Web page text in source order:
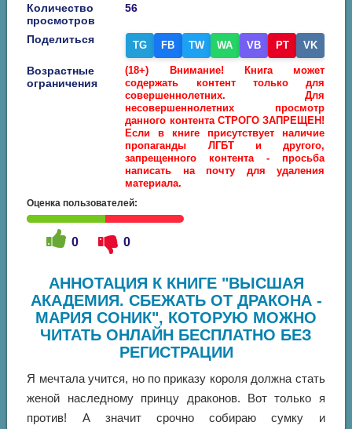
Количество
просмотров
56
Поделиться TG FB TW WA VB PT VK
Возрастные
ограничения
(18+) Внимание! Книга может
содержать контент только для
совершеннолетних. Для
несовершеннолетних просмотр
данного контента СТРОГО ЗАПРЕЩЕН!
Если в книге присутствует наличие
пропаганды ЛГБТ и другого,
запрещенного контента - просьба
написать на почту для удаления
материала.
Оценка пользователей:
0 0
АННОТАЦИЯ К КНИГЕ "ВЫСШАЯ
АКАДЕМИЯ. СБЕЖАТЬ ОТ ДРАКОНА -
МАРИЯ СОНИК", КОТОРУЮ МОЖНО
ЧИТАТЬ ОНЛАЙН БЕСПЛАТНО БЕЗ
РЕГИСТРАЦИИ
Я мечтала учится, но по приказу короля должна стать
женой наследному принцу драконов. Вот только я
против! А значит срочно собираю сумку и